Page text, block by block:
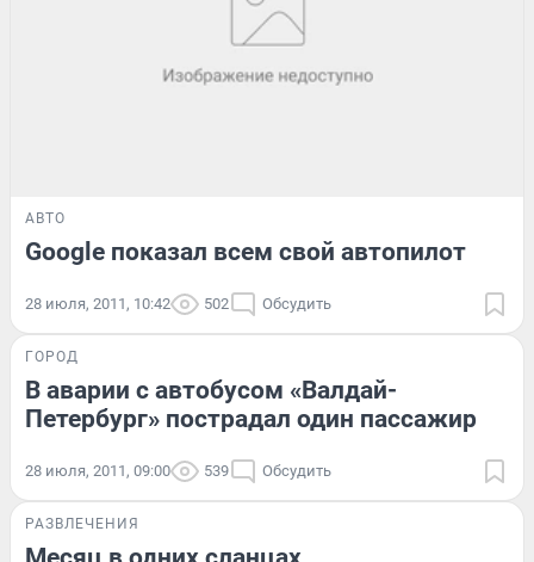
АВТО
Google показал всем свой автопилот
28 июля, 2011, 10:42 502 Обсудить
ГОРОД
В аварии с автобусом «Валдай-
Петербург» пострадал один пассажир
28 июля, 2011, 09:00 539 Обсудить
РАЗВЛЕЧЕНИЯ